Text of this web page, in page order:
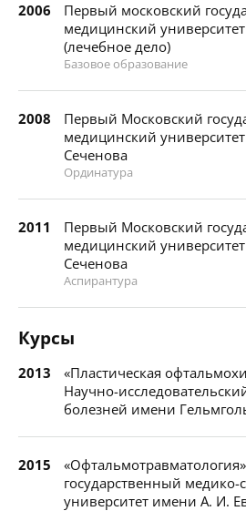
2006
Первый московский
медицинский
(лечебное дело)
Базовое образование
2008
Первый Московский
медицинский
Сеченова
Ординатура
2011
Первый Московский
медицинский
Сеченова
Аспирантура
Курсы
2013
«Пластическая
Научно-
болезней имени
2015
государственный медико-
университет имени А. И.